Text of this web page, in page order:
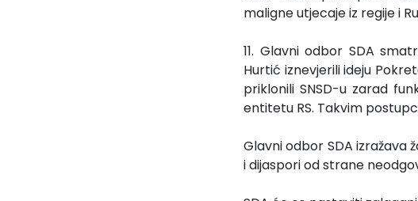
maligne utjecaje iz regije i
11. Glavni odbor SDA
Hurtić iznevjerili ideju
priklonili SNSD-u zarad
entitetu RS. Takvim
Glavni odbor SDA izražava
i dijaspori od strane